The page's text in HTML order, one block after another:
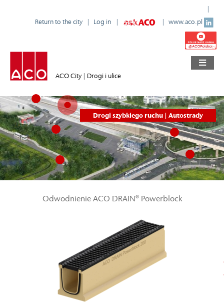
Return to the city Log in www.aco.pl
ACO City| Drogi i ulice
Drogi szybkiego ruchu | Autostrady
Odwodnienie ACO DRAIN® Powerblock